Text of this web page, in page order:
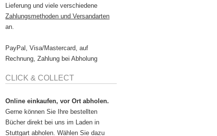
Lieferung und viele verschiedene
Zahlungsmethoden und Versandarten
an.
PayPal, Visa/Mastercard, auf
Rechnung, Zahlung bei Abholung
CLICK & COLLECT
Online einkaufen, vor Ort abholen.
Gerne können Sie Ihre bestellten
Bücher direkt bei uns im Laden in
Stuttgart abholen. Wählen Sie dazu